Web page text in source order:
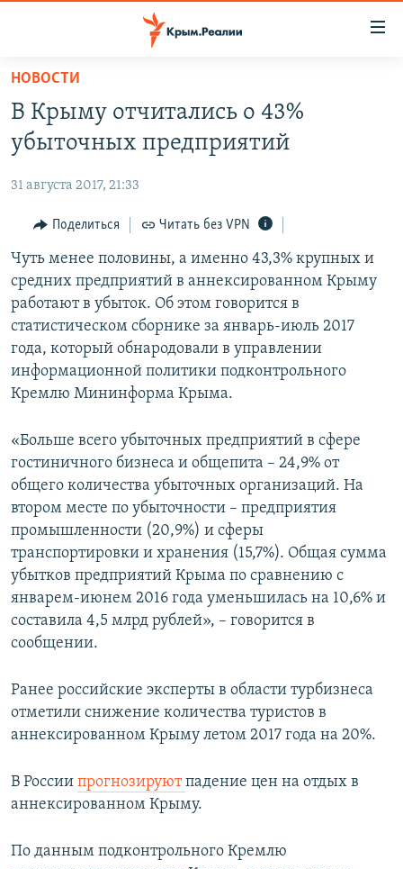
Вернуться
основному
содержанию
Вернутся
навигации
Вернутся
поиску
СПЕЦПРОЕКТЫ
КАРТА ВОЕННЫХ ОБЪЕКТОВ КРЫМА
11 ЛЕТ ОККУПАЦИИ КРЫМА. 11 ИСТОРИЙ СОПРОТИВЛЕНИЯ
ИСТОРИЯ
ЕЩЕ
ИНТЕРАКТИВ
ИНФОГРАФИКА
ТЕЛЕПРОЕКТ КРЫМ.РЕАЛИИ
СОВЕТЫ ПРАВОЗАЩИТНИКОВ
ПРОПАВШИЕ БЕЗ ВЕСТИ
КРЫМ.НЕПОКОРЕННЫЙ
ELIFBE
УКРАИНСКАЯ ПРОБЛЕМА КРЫМА
РАДІО СВОБОДА
КАК ОБОЙТИ БЛОКИРОВКУ
Qırımtatar
Все сайты RFE/RL
НОВОСТИ
В Крыму отчитались о 43%
убыточных предприятий
31 августа 2017, 21:33
Поделиться Читать без VPN
Чуть менее половины, а именно 43,3% крупных и
средних предприятий в аннексированном Крыму
работают в убыток. Об этом говорится в
статистическом сборнике за январь-июль 2017
года, который обнародовали в управлении
информационной политики подконтрольного
Кремлю Мининформа Крыма.
«Больше всего убыточных предприятий в сфере
гостиничного бизнеса и общепита – 24,9% от
общего количества убыточных организаций. На
втором месте по убыточности – предприятия
промышленности (20,9%) и сферы
транспортировки и хранения (15,7%). Общая сумма
убытков предприятий Крыма по сравнению с
январем-июнем 2016 года уменьшилась на 10,6% и
составила 4,5 млрд рублей», – говорится в
сообщении.
Ранее российские эксперты в области турбизнеса
отметили снижение количества туристов в
аннексированном Крыму летом 2017 года на 20%.
В России прогнозируютпадение цен на отдых в
аннексированном Крыму.
По данным подконтрольного Кремлю